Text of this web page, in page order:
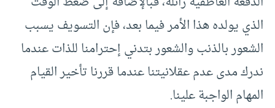
الذي يولده هذا الأمر فيما بعد، فإن التسويف يسبب
الشعور بالذنب والشعور بتدني إحترامنا للذات عندما
ندرك مدى عدم عقلانيتنا عندما قررنا تأخير القيام
المهام الواجبة علينا.